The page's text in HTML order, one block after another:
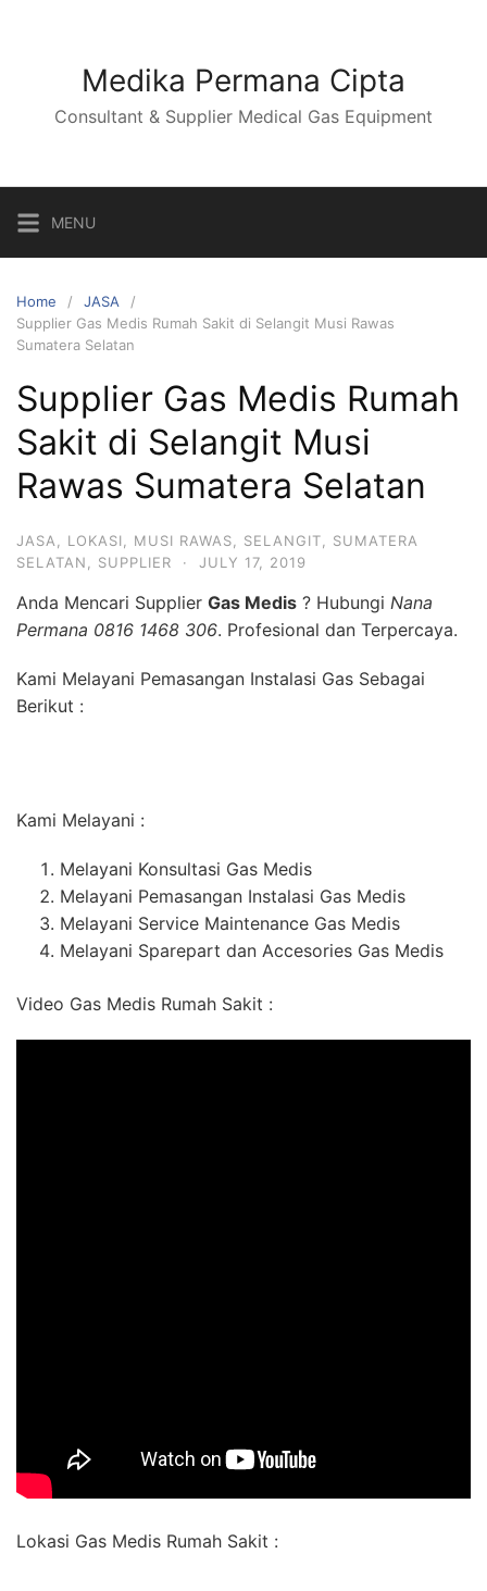
Medika Permana Cipta
Consultant & Supplier Medical Gas Equipment
MENU
Home
JASA
Supplier Gas Medis Rumah Sakit di Selangit Musi Rawas
Sumatera Selatan
Supplier Gas Medis Rumah
Sakit di Selangit Musi
Rawas Sumatera Selatan
JASA LOKASI MUSI RAWAS SELANGIT
SUMATERA
SELATAN
SUPPLIER · JULY 17, 2019
Anda Mencari Supplier Gas Medis ? Hubungi Nana
Permana 0816 1468 306. Profesional dan Terpercaya.
Kami Melayani Pemasangan Instalasi Gas Sebagai
Berikut :
Kami Melayani :
Melayani Konsultasi Gas Medis
Melayani Pemasangan Instalasi Gas Medis
Melayani Service Maintenance Gas Medis
Melayani Sparepart dan Accesories Gas Medis
Video Gas Medis Rumah Sakit :
Lokasi Gas Medis Rumah Sakit :